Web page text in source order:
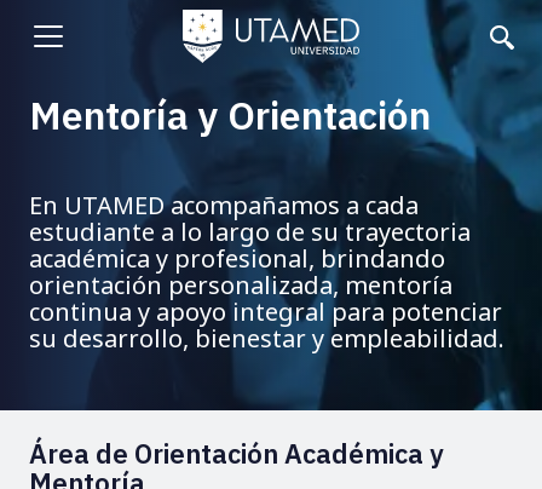
Abrir
Mentoría y Orientación
En UTAMED acompañamos a cada
estudiante a lo largo de su trayectoria
académica y profesional, brindando
orientación personalizada, mentoría
continua y apoyo integral para potenciar
su desarrollo, bienestar y empleabilidad.
Área de Orientación Académica y